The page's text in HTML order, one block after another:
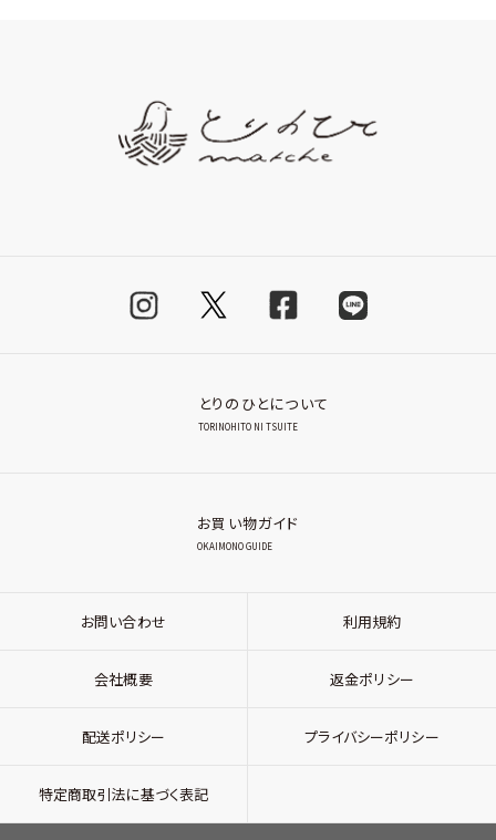
とりのひとについて
TORINOHITO NI TSUITE
お買い物ガイド
OKAIMONO GUIDE
お問い合わせ 利用規約
会社概要 返金ポリシー
配送ポリシー プライバシーポリシー
特定商取引法に基づく表記